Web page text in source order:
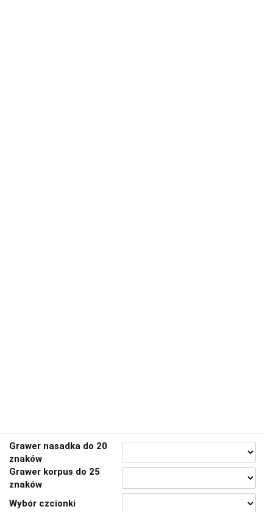
Grawer nasadka do 20
znaków
Grawer korpus do 25
znaków
Wybór czcionki